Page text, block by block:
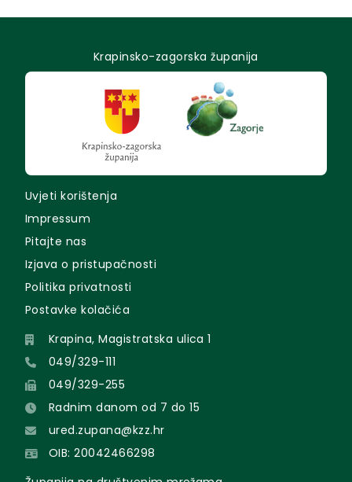
Krapinsko-zagorska županija
Uvjeti korištenja
Impressum
Pitajte nas
Izjava o pristupačnosti
Politika privatnosti
Postavke kolačića
Krapina, Magistratska ulica 1
049/329-111
049/329-255
Radnim danom od 7 do 15
ured.zupana@kzz.hr
OIB: 20042466298